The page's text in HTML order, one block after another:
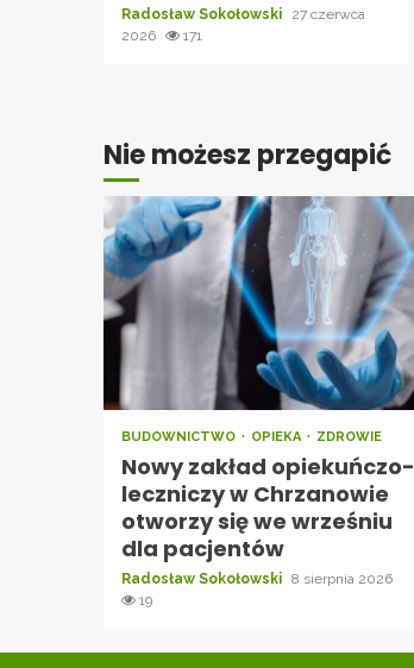
Radosław Sokołowski
27 czerwca
2026
171
Nie możesz przegapić
BUDOWNICTWO OPIEKA ZDROWIE
Nowy zakład opiekuńczo-
leczniczy w Chrzanowie
otworzy się we wrześniu
dla pacjentów
Radosław Sokołowski 8 sierpnia 2026
19